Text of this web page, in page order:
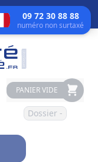
09 72 30 88 88
numéro non surtaxé
PANIER VIDE
Dossier -